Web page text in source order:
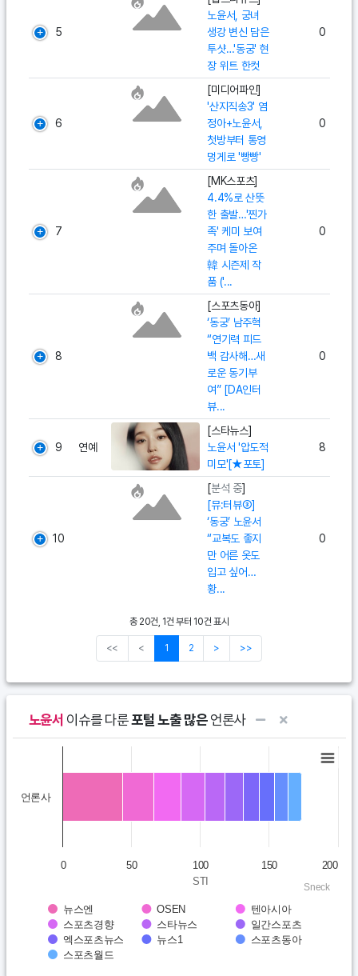
5
노윤서, 궁녀
생강 변신 담은
투샷…'동궁' 현
장 위트 한컷
0
6
[미디어파인]
'산지직송3' 염
정아+노윤서,
첫방부터 통영
멍게로 '빵빵'
0
7
[MK스포츠]
4.4%로 산뜻
한 출발…'찐가
족' 케미 보여
주며 돌아온
韓 시즌제 작
품 ('...
0
8
[스포츠동아]
‘동궁’ 남주혁
“연기력 피드
백 감사해…새
로운 동기부
여” [DA인터
뷰...
0
9 연예
[스타뉴스]
노윤서 '압도적
미모'[★포토]
8
10
[분석 중]
[뮤:터뷰③]
‘동궁’ 노윤서
“교복도 좋지
만 어른 옷도
입고 싶어…
황...
0
총 20건, 1건 부터 10건 표시
<< < 1 2 > >>
노윤서 이슈를 다룬포털 노출 많은언론사
Chart
View as data table, Chart
The chart has 1 X axis displaying categories.
The chart has 1 Y axis displaying STI. Data ranges from 43.7 to
STI
뉴스엔 OSEN
텐아시아
스포츠경향
스타뉴스
일간스포츠
엑스포츠뉴스
뉴스1
스포츠동아
스포츠월드
언론사
0 50 100 150 200
Sneck